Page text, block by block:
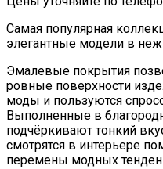
Самая популярная
элегантные модели в
Эмалевые покрытия
ровные поверхности
моды и пользуются
Выполненные в
подчёркивают тонкий
смотрятся в интерьере
перемены модных